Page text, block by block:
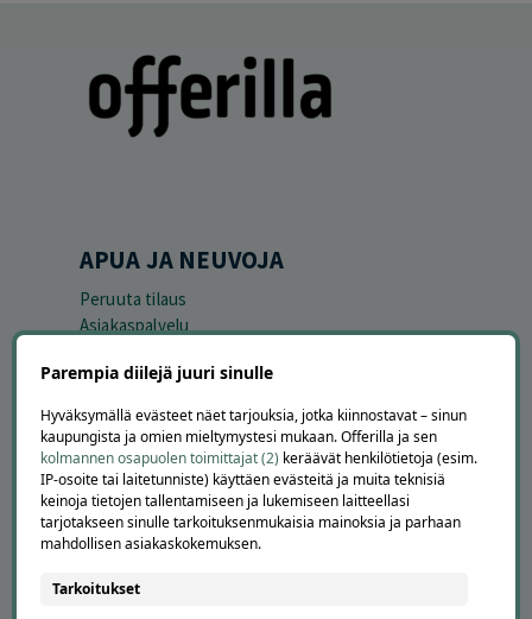
APUA JA NEUVOJA
Peruuta tilaus
Asiakaspalvelu
Usein kysytyt kysymykset
Suosittele Offerillaa
TUTUSTU MEIHIN
Tietoa meistä
Ajankohtaista
Tilaa uutiskirje
Offerilla mediassa
Parempia diilejä juuri sinulle
Hyväksymällä evästeet näet tarjouksia, jotka kiinnostavat – sinun
kaupungista ja omien mieltymystesi mukaan. Offerilla ja sen
kolmannen osapuolen toimittajat (2) keräävät henkilötietoja (esim.
IP-osoite tai laitetunniste) käyttäen evästeitä ja muita teknisiä
keinoja tietojen tallentamiseen ja lukemiseen laitteellasi
tarjotakseen sinulle tarkoituksenmukaisia mainoksia ja parhaan
mahdollisen asiakaskokemuksen.
Tarkoitukset